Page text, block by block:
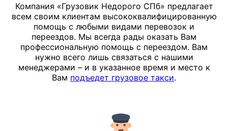
Компания «Грузовик Недорого СПб» предлагает
всем своим клиентам высококвалифицированную
помощь с любыми видами перевозок и
переездов. Мы всегда рады оказать Вам
профессиональную помощь с переездом. Вам
нужно всего лишь связаться с нашими
менеджерами – и в указанное время и место к
Вам подъедет грузовое такси.